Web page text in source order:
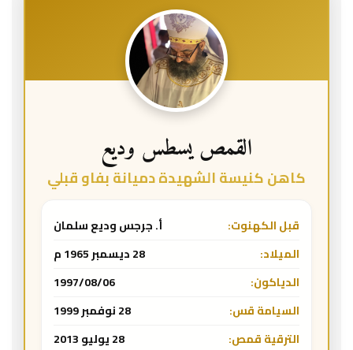
القمص يسطس وديع
كاهن كنيسة الشهيدة دميانة بفاو قبلي
قبل الكهنوت:
أ. جرجس وديع سلمان
الميلاد:
28 ديسمبر 1965 م
الدياكون:
1997/08/06
السيامة قس:
28 نوفمبر 1999
الترقية قمص:
28 يوليو 2013